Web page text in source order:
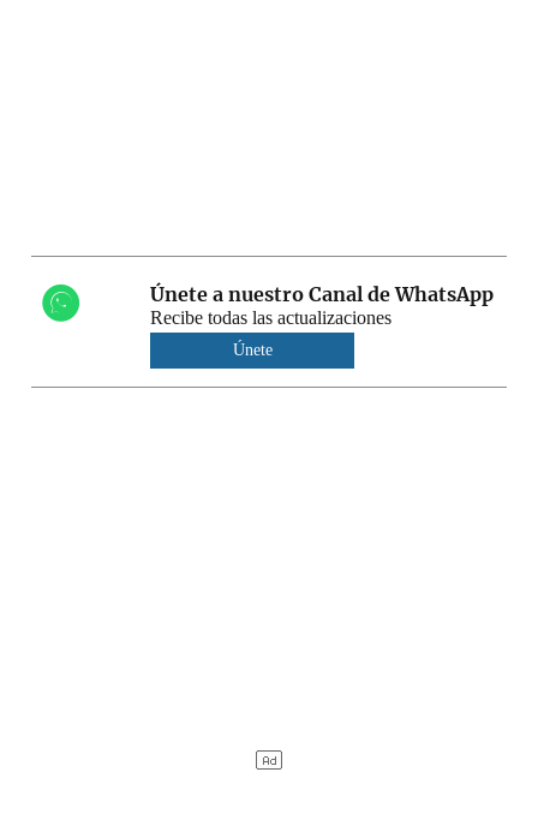
Únete a nuestro Canal de WhatsApp
Recibe todas las actualizaciones
Únete